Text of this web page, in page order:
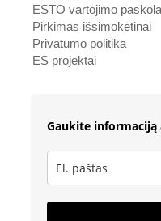
ESTO vartojimo paskola
Pirkimas išsimokėtinai
Privatumo politika
ES projektai
Gaukite informaciją